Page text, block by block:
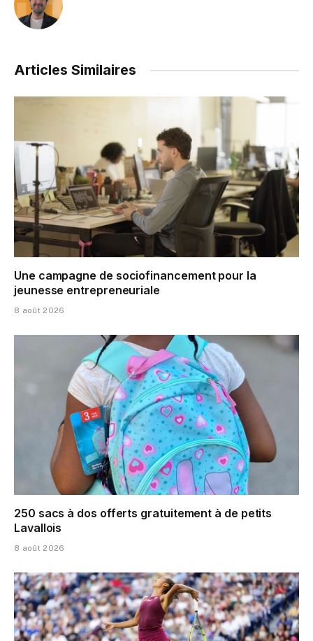
Articles Similaires
Une campagne de sociofinancement pour la
jeunesse entrepreneuriale
8 août 2026
250 sacs à dos offerts gratuitement à de petits
Lavallois
8 août 2026